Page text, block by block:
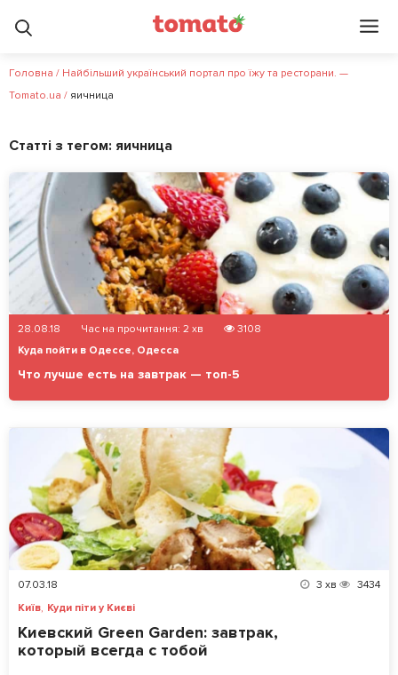
Головна / Найбільший український портал про їжу та ресторани. —
Tomato.ua / яичница
Статті з тегом: яичница
28.08.18 Час на прочитання: 2 хв
3108
Куда пойти в Одессе, Одесса
Что лучше есть на завтрак — топ-5
07.03.18 3 хв
3434
Київ, Куди піти у Києві
Киевский Green Garden: завтрак,
который всегда с тобой